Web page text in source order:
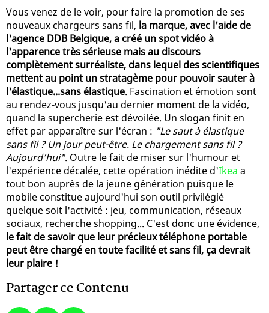
Vous venez de le voir, pour faire la promotion de ses
nouveaux chargeurs sans fil, la marque, avec l'aide de
l'agence DDB Belgique, a créé un spot vidéo à
l'apparence très sérieuse mais au discours
complètement surréaliste, dans lequel des scientifiques
mettent au point un stratagème pour pouvoir sauter à
l'élastique...sans élastique. Fascination et émotion sont
au rendez-vous jusqu'au dernier moment de la vidéo,
quand la supercherie est dévoilée. Un slogan finit en
effet par apparaître sur l'écran : "Le saut à élastique
sans fil ? Un jour peut-être. Le chargement sans fil ?
Aujourd’hui". Outre le fait de miser sur l'humour et
l'expérience décalée, cette opération inédite d'Ikea a
tout bon auprès de la jeune génération puisque le
mobile constitue aujourd'hui son outil privilégié
quelque soit l'activité : jeu, communication, réseaux
sociaux, recherche shopping... C'est donc une évidence,
le fait de savoir que leur précieux téléphone portable
peut être chargé en toute facilité et sans fil, ça devrait
leur plaire !
Partager ce Contenu